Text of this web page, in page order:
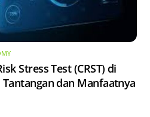
Stress Test (CRST) di
dan Manfaatnya